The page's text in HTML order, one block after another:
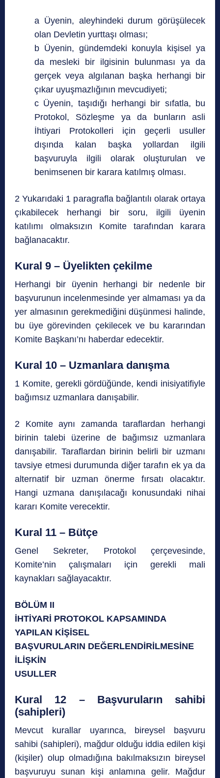
a Üyenin, aleyhindeki durum görüşülecek
olan Devletin yurttaşı olması;
b Üyenin, gündemdeki konuyla kişisel ya
da mesleki bir ilgisinin bulunması ya da
gerçek veya algılanan başka herhangi bir
çıkar uyuşmazlığının mevcudiyeti;
c Üyenin, taşıdığı herhangi bir sıfatla, bu
Protokol, Sözleşme ya da bunların asli
İhtiyari Protokolleri için geçerli usuller
dışında kalan başka yollardan ilgili
başvuruyla ilgili olarak oluşturulan ve
benimsenen bir karara katılmış olması.
2 Yukarıdaki 1 paragrafla bağlantılı olarak ortaya
çıkabilecek herhangi bir soru, ilgili üyenin
katılımı olmaksızın Komite tarafından karara
bağlanacaktır.
Kural 9 – Üyelikten çekilme
Herhangi bir üyenin herhangi bir nedenle bir
başvurunun incelenmesinde yer almaması ya da
yer almasının gerekmediğini düşünmesi halinde,
bu üye görevinden çekilecek ve bu kararından
Komite Başkanı’nı haberdar edecektir.
Kural 10 – Uzmanlara danışma
1 Komite, gerekli gördüğünde, kendi inisiyatifiyle
bağımsız uzmanlara danışabilir.
2 Komite aynı zamanda taraflardan herhangi
birinin talebi üzerine de bağımsız uzmanlara
danışabilir. Taraflardan birinin belirli bir uzmanı
tavsiye etmesi durumunda diğer tarafın ek ya da
alternatif bir uzman önerme fırsatı olacaktır.
Hangi uzmana danışılacağı konusundaki nihai
kararı Komite verecektir.
Kural 11 – Bütçe
Genel Sekreter, Protokol çerçevesinde,
Komite’nin çalışmaları için gerekli mali
kaynakları sağlayacaktır.
BÖLÜM II
İHTİYARİ PROTOKOL KAPSAMINDA
YAPILAN KİŞİSEL
BAŞVURULARIN DEĞERLENDİRİLMESİNE
İLİŞKİN
USULLER
Kural 12 – Başvuruların sahibi
(sahipleri)
Mevcut kurallar uyarınca, bireysel başvuru
sahibi (sahipleri), mağdur olduğu iddia edilen kişi
(kişiler) olup olmadığına bakılmaksızın bireysel
başvuruyu sunan kişi anlamına gelir. Mağdur